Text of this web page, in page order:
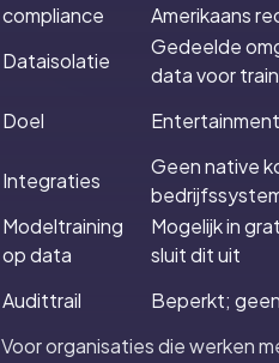
compliance
Amerikaans
Dataisolatie
Gedeelde
data voor
Doel
Integraties
Geen native
Modeltraining
op data
Mogelijk in
sluit dit uit
Audittrail
Beperkt;
Voor organisaties die werken